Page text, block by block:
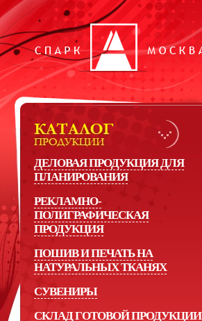
ДЕЛОВАЯ ПРОДУКЦИЯ ДЛЯ
ПЛАНИРОВАНИЯ
РЕКЛАМНО-
ПОЛИГРАФИЧЕСКАЯ
ПРОДУКЦИЯ
ПОШИВ И ПЕЧАТЬ НА
НАТУРАЛЬНЫХ ТКАНЯХ
СУВЕНИРЫ
СКЛАД ГОТОВОЙ ПРОДУКЦИИ